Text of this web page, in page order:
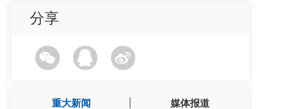
分享
重大新闻 媒体报道